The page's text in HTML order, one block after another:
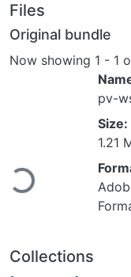
Files
Original bundle
Now showing 1 - 1
pv-
Size:
1.21
Collections